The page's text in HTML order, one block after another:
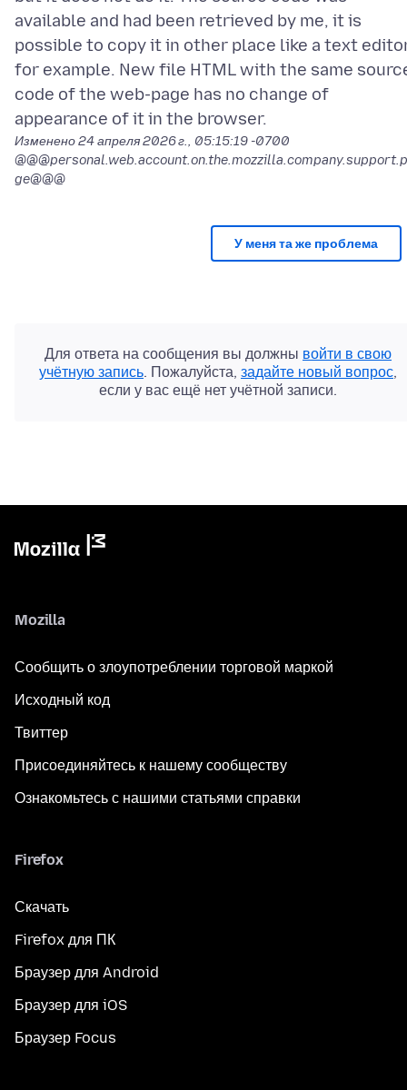
available and had been retrieved by me, it is
possible to copy it in other place like a text
for example. New file HTML with the same
code of the web-page has no change of
Изменено24 апреля 2026 г., 05:15:19 -0700
ge@@@
У меня та же проблема
Для ответа на сообщения вы должны войти в свою
учётную запись. Пожалуйста, задайте новый вопрос,
если у вас ещё нет учётной записи.
Mozilla
Сообщить о злоупотреблении торговой маркой
Исходный код
Твиттер
Присоединяйтесь к нашему сообществу
Ознакомьтесь с нашими статьями справки
Firefox
Скачать
Firefox для ПК
Браузер для Android
Браузер для iOS
Браузер Focus